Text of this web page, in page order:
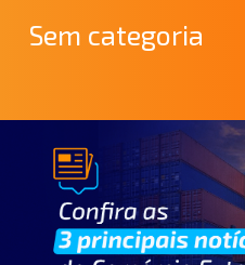
Sem categoria